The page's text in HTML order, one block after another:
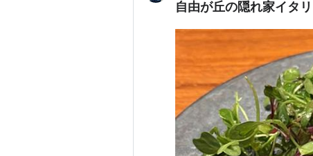
自由が丘の隠れ家イタ